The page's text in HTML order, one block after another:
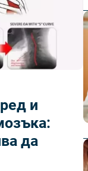
и
да